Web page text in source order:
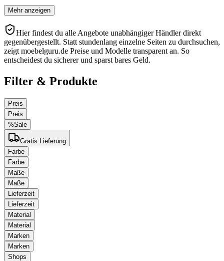
Mehr anzeigen
Hier findest du alle Angebote unabhängiger Händler direkt
gegenübergestellt. Statt stundenlang einzelne Seiten zu durchsuchen,
zeigt moebelguru.de Preise und Modelle transparent an. So
entscheidest du sicherer und sparst bares Geld.
Filter & Produkte
Preis
Preis
%Sale
Gratis Lieferung
Farbe
Farbe
Maße
Maße
Lieferzeit
Lieferzeit
Material
Material
Marken
Marken
Shops